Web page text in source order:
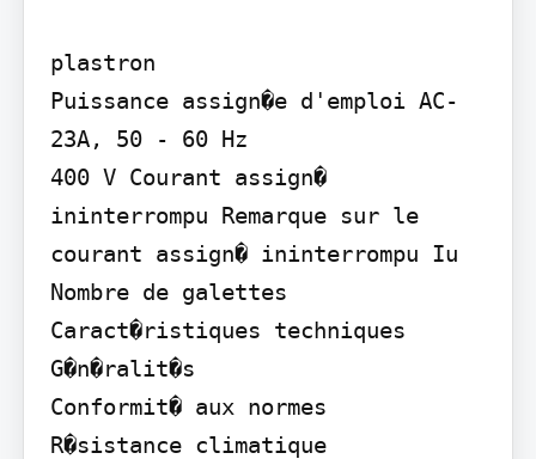
plastron
Puissance assign�e d'emploi AC-
23A, 50 - 60 Hz
400 V Courant assign�
ininterrompu Remarque sur le
courant assign� ininterrompu Iu
Nombre de galettes
Caract�ristiques techniques
G�n�ralit�s
Conformit� aux normes
R�sistance climatique